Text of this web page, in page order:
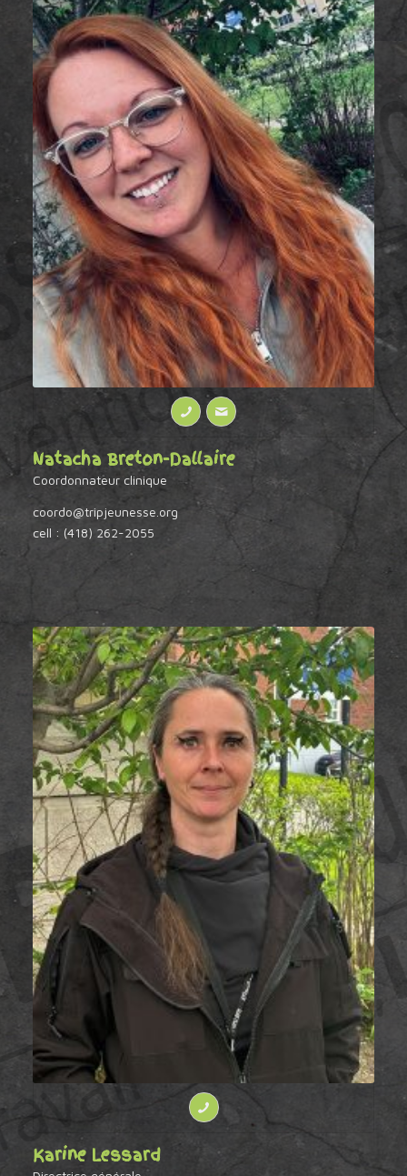
Natacha Breton-Dallaire
Coordonnateur clinique
coordo@tripjeunesse.org
cell : (418) 262-2055
Karine Lessard